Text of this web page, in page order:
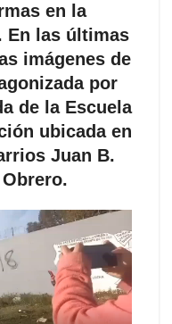
en la
En las últimas
imágenes de
por
de la Escuela
ubicada en
Juan B.